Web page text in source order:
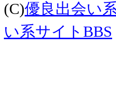
(C)優良出会い
い系サイトBBS